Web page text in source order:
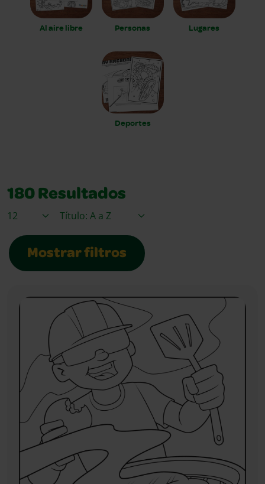
Al aire libre Personas Lugares
Deportes
180 Resultados
Elementos / Página
Ordenar por
Mostrar filtros